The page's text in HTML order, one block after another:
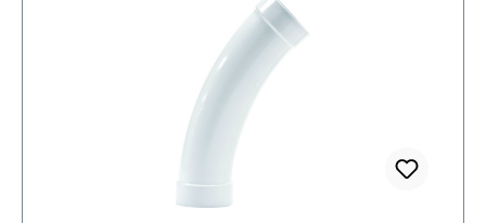
der Staubsaugeranlage selbstständig wieder in
die Vakuumrohrleitung zurückzieht. Ein großes
Problem ist für viele Kunden der als nervig
empfundene Saugschlauch. Dieses Problem löst
nun das Retraflex Schlaucheinzugsystem. Das
Schlaucheinzugsystem verschwindet nach dem
Einsatz direkt wieder im dafür vorgesehenen